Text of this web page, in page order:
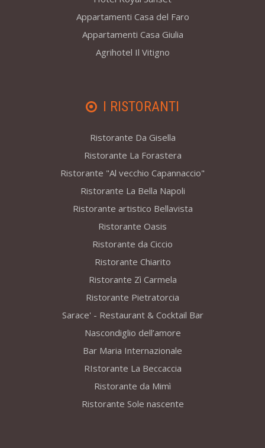
Appartamenti Casa del Faro
Appartamenti Casa Giulia
Agrihotel Il Vitigno
I RISTORANTI
Ristorante Da Gisella
Ristorante La Forastera
Ristorante "Al vecchio Capannaccio"
Ristorante La Bella Napoli
Ristorante artistico Bellavista
Ristorante Oasis
Ristorante da Ciccio
Ristorante Chiarito
Ristorante Zì Carmela
Ristorante Pietratorcia
Sarace' - Restaurant & Cocktail Bar
Nascondiglio dell’amore
Bar Maria Internazionale
RIstorante La Beccaccia
Ristorante da Mimì
Ristorante Sole nascente